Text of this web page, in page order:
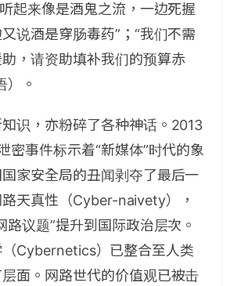
起来像是酒鬼之流，一边死握
说酒是穿肠毒药”；“我们不需
，请资助填补我们的预算赤
）。
识，亦粉碎了各种神话。 2013
密事件标示着“新媒体”时代的象
家安全局的丑闻剥夺了最后一
天真性（Cyber-naivety），
路议题”提升到国际政治层次。
Cybernetics）已整合至人类
面。网路世代的价值观已被击